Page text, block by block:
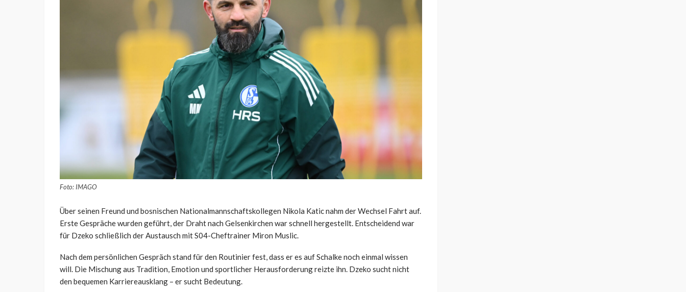
Foto: IMAGO
Über seinen Freund und bosnischen Nationalmannschaftskollegen Nikola Katic nahm der Wechsel Fahrt auf.
Erste Gespräche wurden geführt, der Draht nach Gelsenkirchen war schnell hergestellt. Entscheidend war
für Dzeko schließlich der Austausch mit S04-Cheftrainer Miron Muslic.
Nach dem persönlichen Gespräch stand für den Routinier fest, dass er es auf Schalke noch einmal wissen
will. Die Mischung aus Tradition, Emotion und sportlicher Herausforderung reizte ihn. Dzeko sucht nicht
den bequemen Karriereausklang – er sucht Bedeutung.